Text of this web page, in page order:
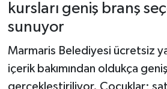
kursları geniş branş
sunuyor
Marmaris Belediyesi ücretsiz
içerik bakımından oldukça
gerçekleştiriliyor. Çocuklar;